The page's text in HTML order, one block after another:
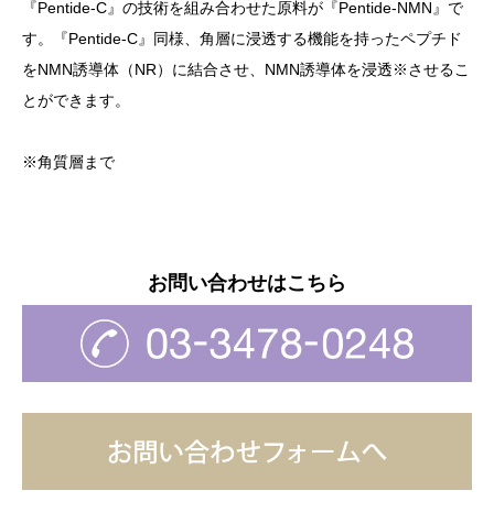
『Pentide-C』の技術を組み合わせた原料が『Pentide-NMN』で
す。『Pentide-C』同様、角層に浸透する機能を持ったペプチド
をNMN誘導体（NR）に結合させ、NMN誘導体を浸透※させるこ
とができます。
※角質層まで
お問い合わせはこちら